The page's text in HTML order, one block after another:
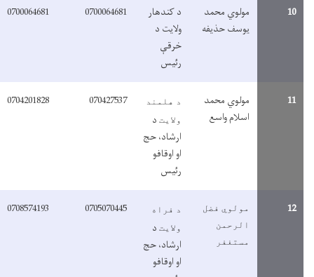
مولوي محمد
یوسف حذیفه
د کندهار
ولایت د
خرقې
رئیس
0700064681
0700064681
مولوي محمد
اسلام واسع
د هلمند
ولایت د
ارشاد، حج
او اوقافو
رئیس
070427537
0704201828
مولوي فضل
الرحمن
مستغفر
د فراه
ولایت د
ارشاد، حج
او اوقافو
0705070445
0708574193